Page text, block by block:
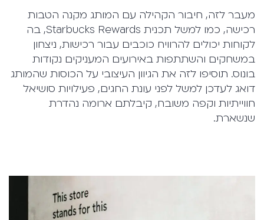
מעבר לזה, חיבור הקהילה עם המותג מקנה הטבות
רכישה, כמו למשל תכנית Starbucks Rewards, בה
לקוחות יכולים להרוויח כוכבים עבור רכישות, ניצחון
במשחקים והשתתפות באירועים המעניקים נקודות
בונוס. תוסיפו לזה את הגיוון העיצובי על הכוסות שהמותג
דואג לעדכן למשל לפני עונת החגים, פעילויות סושיאל
חווייתיות וקפה משובח, קיבלתם ארומה נהדרת
שנשארת.